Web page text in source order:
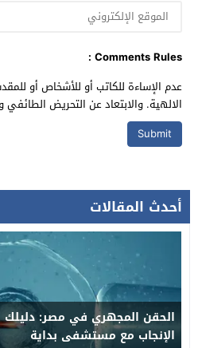
Comments Rules :
عدم الإساءة للكاتب أو للأشخاص أو
الالهية. والابتعاد عن التحريض
أحدث المقالات
اكتشف الإمارات العربية
والشواطئ والمتعة في رأس